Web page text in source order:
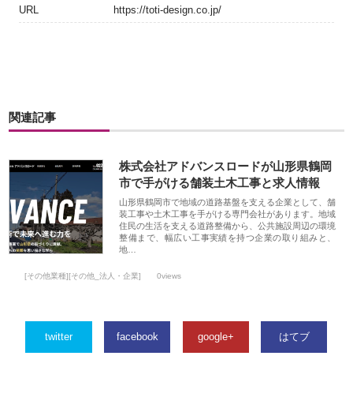
URL https://toti-design.co.jp/
関連記事
株式会社アドバンスロードが山形県鶴岡
市で手がける舗装土木工事と求人情報
山形県鶴岡市で地域の道路基盤を支える企業として、舗
装工事や土木工事を手がける専門会社があります。地域
住民の生活を支える道路整備から、公共施設周辺の環境
整備まで、幅広い工事実績を持つ企業の取り組みと、
地…
[その他業種][その他_法人・企業] 0views
twitter facebook google+ はてブ